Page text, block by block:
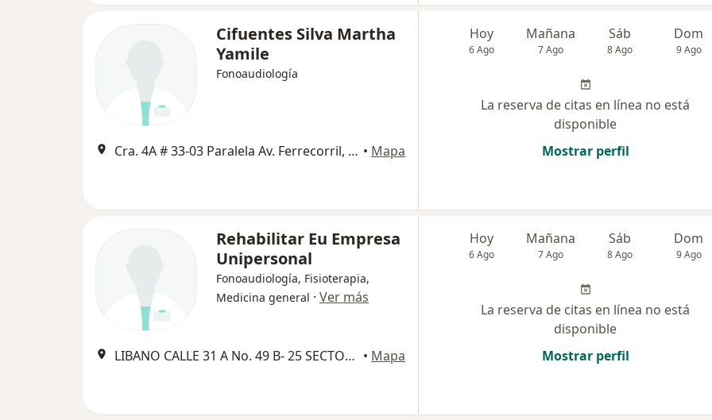
Cifuentes Silva Martha
Yamile
Fonoaudiología
Cra. 4A # 33-03 Paralela Av. Ferrecorril, Ibagué • Mapa
Hoy
6 Ago
Mañana
7 Ago
Sáb
8 Ago
Dom
9 Ago
La reserva de citas en línea no está
disponible
Mostrar perfil
Rehabilitar Eu Empresa
Unipersonal
Fonoaudiología, Fisioterapia,
Medicina general · Ver más
LIBANO CALLE 31 A No. 49 B- 25 SECTOR LOS CUATRO VIENTOS, Ibagué • Mapa
Hoy
6 Ago
Mañana
7 Ago
Sáb
8 Ago
Dom
9 Ago
La reserva de citas en línea no está
disponible
Mostrar perfil